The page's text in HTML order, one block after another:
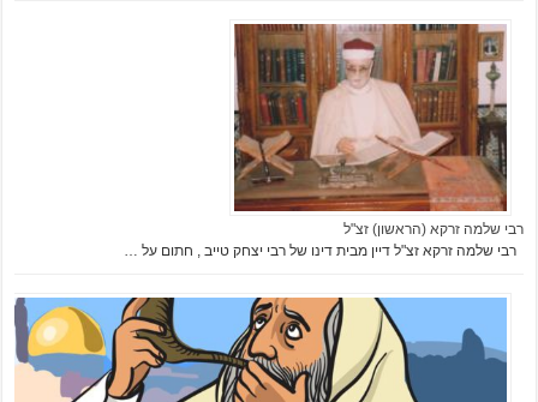
רבי שלמה זרקא (הראשון) זצ"ל
רבי שלמה זרקא זצ"ל דיין מבית דינו של רבי יצחק טייב , חתום על …